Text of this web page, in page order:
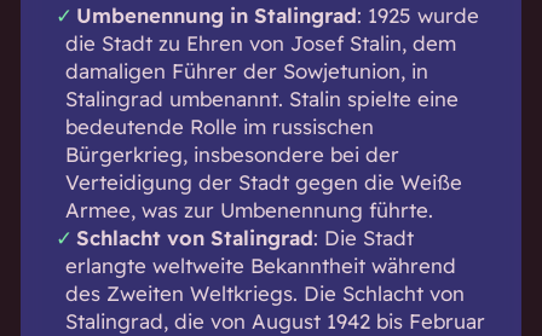
Umbenennung in Stalingrad: 1925 wurde
die Stadt zu Ehren von Josef Stalin, dem
damaligen Führer der Sowjetunion, in
Stalingrad umbenannt. Stalin spielte eine
bedeutende Rolle im russischen
Bürgerkrieg, insbesondere bei der
Verteidigung der Stadt gegen die Weiße
Armee, was zur Umbenennung führte.
Schlacht von Stalingrad: Die Stadt
erlangte weltweite Bekanntheit während
des Zweiten Weltkriegs. Die Schlacht von
Stalingrad, die von August 1942 bis Februar